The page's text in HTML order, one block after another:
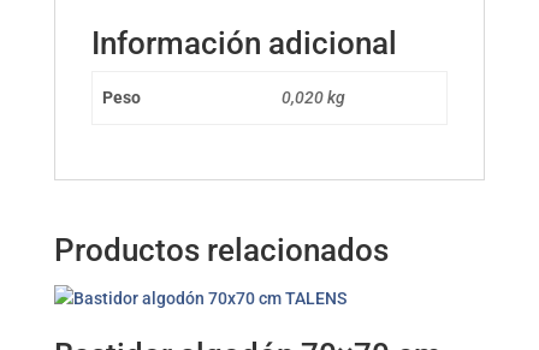
Información adicional
Peso 0,020 kg
Productos relacionados